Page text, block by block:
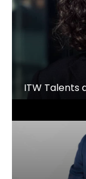
ITW Talents